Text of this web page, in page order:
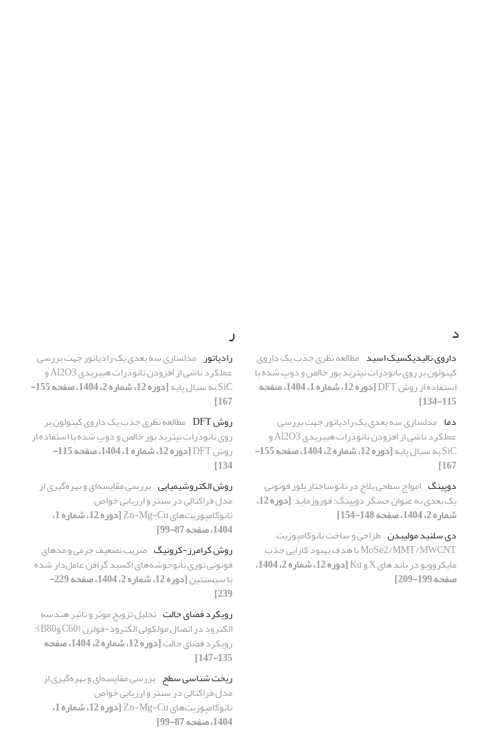
د
داروی نالیدیکسیک اسید مطالعه نظری جذب یک داروی
کینولون بر روی نانوذرات نیترید بور خالص و دوپ شده با
استفاده از روش DFT [دوره 12، شماره 1، 1404، صفحه
115-134]
دما مدلسازی سه بعدی یک رادیاتور جهت بررسی
عملکرد ناشی از افزودن نانوذرات هیبریدی Al2O3 و
SiC به سیال پایه [دوره 12، شماره 2، 1404، صفحه 155-
167]
دوپینگ امواج سطحی بلاخ در نانوساختار بلور فوتونی
یک بعدی به عنوان حسگر ‏دوپینگ: فوروزماید ‏ [دوره 12،
شماره 2، 1404، صفحه 148-154]
دی سلنید مولیبدن طراحی و ساخت نانوکامپوزیت
MoSe2/MMT/MWCNT با هدف بهبود کارایی جذب
مایکروویو در باند های X و Ku [دوره 12، شماره 2، 1404،
صفحه 199-209]
ر
رادیاتور مدلسازی سه بعدی یک رادیاتور جهت بررسی
عملکرد ناشی از افزودن نانوذرات هیبریدی Al2O3 و
SiC به سیال پایه [دوره 12، شماره 2، 1404، صفحه 155-
167]
روش DFT
مطالعه نظری جذب یک داروی کینولون بر
روی نانوذرات نیترید بور خالص و دوپ شده با استفاده از
روش DFT [دوره 12، شماره 1، 1404، صفحه 115-
134]
روش الکتروشیمیایی بررسی مقایسه‌ای و بهره‌گیری از
مدل فراکتالی در سنتز و ارزیابی خواص
نانوکامپوزیت‌های Zn-Mg-Cu [دوره 12، شماره 1،
1404، صفحه 87-99]
روش کرامرز-کرونیگ ضریب تضعیف جرمی و مدهای
فونونی نوری نانوخوشه‌های اکسید گرافن عامل‌دار شده
با سیستئین [دوره 12، شماره 2، 1404، صفحه 229-
239]
رویکرد فضای حالت تحلیل تزویج موثر و تاثیر هندسه
الکترود در اتصال مولکولی الکترود-فولرن (C60 وB80):
رویکرد فضای حالت [دوره 12، شماره 2، 1404، صفحه
135-147]
ریخت شناسی سطح بررسی مقایسه‌ای و بهره‌گیری از
مدل فراکتالی در سنتز و ارزیابی خواص
نانوکامپوزیت‌های Zn-Mg-Cu [دوره 12، شماره 1،
1404، صفحه 87-99]